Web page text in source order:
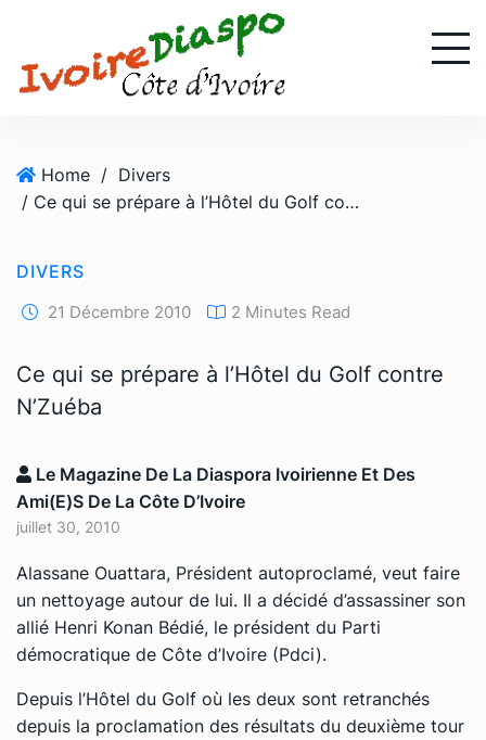
Home / Divers
/ Ce qui se prépare à l’Hôtel du Golf contre N’Zuéba
DIVERS
21 Décembre 2010 2 Minutes Read
Ce qui se prépare à l’Hôtel du Golf contre
N’Zuéba
Le Magazine De La Diaspora Ivoirienne Et Des
Ami(e)s De La Côte D’Ivoire
juillet 30, 2010
Alassane Ouattara, Président autoproclamé, veut faire
un nettoyage autour de lui. Il a décidé d’assassiner son
allié Henri Konan Bédié, le président du Parti
démocratique de Côte d’Ivoire (Pdci).
Depuis l’Hôtel du Golf où les deux sont retranchés
depuis la proclamation des résultats du deuxième tour